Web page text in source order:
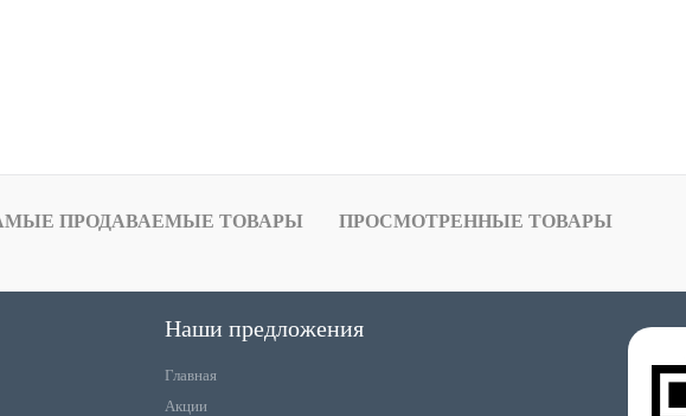
ПРОДАВАЕМЫЕ ТОВАРЫ ПРОСМОТРЕННЫЕ ТОВАРЫ
Наши предложения
Главная
Акции